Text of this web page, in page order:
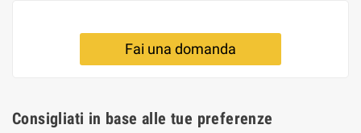
Fai una domanda
Consigliati in base alle tue preferenze